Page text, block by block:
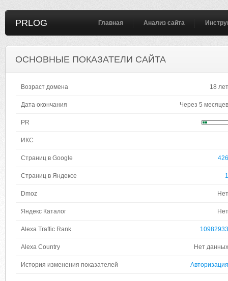
PRLOG Главная Анализ сайта
ОСНОВНЫЕ ПОКАЗАТЕЛИ САЙТА
Возраст домена 18 лет
Дата окончания Через 5 месяцев
PR
ИКС
Страниц в Google 426
Страниц в Яндексе 1
Dmoz Нет
Яндекс Каталог Нет
Alexa Traffic Rank 10982933
Alexa Country Нет данных
История изменения показателей Авторизация